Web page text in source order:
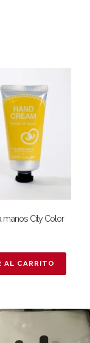
manos City Color
AL CARRITO